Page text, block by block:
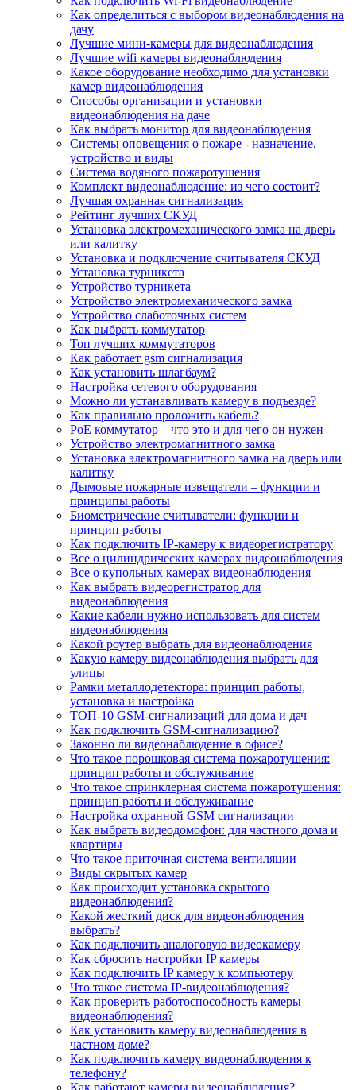
Как определиться с выбором видеонаблюдения на
дачу
Лучшие мини-камеры для видеонаблюдения
Лучшие wifi камеры видеонаблюдения
Какое оборудование необходимо для установки
камер видеонаблюдения
Способы организации и установки
видеонаблюдения на даче
Как выбрать монитор для видеонаблюдения
Системы оповещения о пожаре - назначение,
устройство и виды
Система водяного пожаротушения
Комплект видеонаблюдение: из чего состоит?
Лучшая охранная сигнализация
Рейтинг лучших СКУД
Установка электромеханического замка на дверь
или калитку
Установка и подключение считывателя СКУД
Установка турникета
Устройство турникета
Устройство электромеханического замка
Устройство слаботочных систем
Как выбрать коммутатор
Топ лучших коммутаторов
Как работает gsm сигнализация
Как установить шлагбаум?
Настройка сетевого оборудования
Можно ли устанавливать камеру в подъезде?
Как правильно проложить кабель?
PoE коммутатор – что это и для чего он нужен
Устройство электромагнитного замка
Установка электромагнитного замка на дверь или
калитку
Дымовые пожарные извещатели – функции и
принципы работы
Биометрические считыватели: функции и
принцип работы
Как подключить IP-камеру к видеорегистратору
Все о цилиндрических камерах видеонаблюдения
Все о купольных камерах видеонаблюдения
Как выбрать видеорегистратор для
видеонаблюдения
Какие кабели нужно использовать для систем
видеонаблюдения
Какой роутер выбрать для видеонаблюдения
Какую камеру видеонаблюдения выбрать для
улицы
Рамки металлодетектора: принцип работы,
установка и настройка
ТОП-10 GSM-сигнализаций для дома и дач
Как подключить GSM-сигнализацию?
Законно ли видеонаблюдение в офисе?
Что такое порошковая система пожаротушения:
принцип работы и обслуживание
Что такое спринклерная система пожаротушения:
принцип работы и обслуживание
Настройка охранной GSM сигнализации
Как выбрать видеодомофон: для частного дома и
квартиры
Что такое приточная система вентиляции
Виды скрытых камер
Как происходит установка скрытого
видеонаблюдения?
Какой жесткий диск для видеонаблюдения
выбрать?
Как подключить аналоговую видеокамеру
Как сбросить настройки IP камеры
Как подключить IP камеру к компьютеру
Что такое система IP-видеонаблюдения?
Как проверить работоспособность камеры
видеонаблюдения?
Как установить камеру видеонаблюдения в
частном доме?
Как подключить камеру видеонаблюдения к
телефону?
Как работают камеры видеонаблюдения?